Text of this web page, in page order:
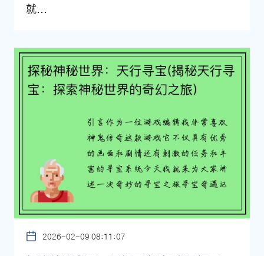
就...
2026-02-09 08:11:07